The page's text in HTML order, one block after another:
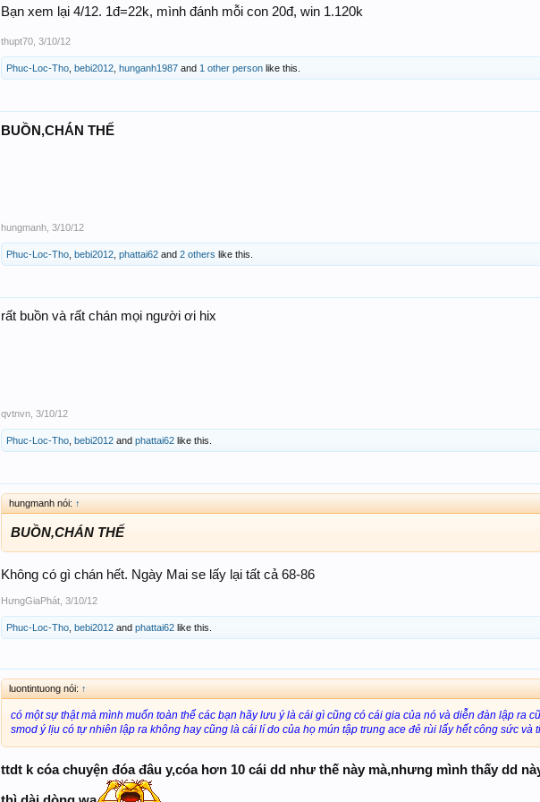
Bạn xem lại 4/12. 1đ=22k, mình đánh mỗi con 20đ, win 1.120k
thupt70 3/10/12
Phuc-Loc-Tho bebi2012 hunganh1987 and 1 other person like this.
BUỒN,CHÁN THẾ
hungmanh 3/10/12
Phuc-Loc-Tho bebi2012 phattai62 and 2 others like this.
rất buồn và rất chán mọi người ơi hix
qvtnvn 3/10/12
Phuc-Loc-Tho bebi2012 and phattai62 like this.
hungmanh nói: ↑
BUỒN,CHÁN THẾ
Không có gì chán hết. Ngày Mai se lấy lại tất cả 68-86
HưngGiaPhát 3/10/12
Phuc-Loc-Tho bebi2012 and phattai62 like this.
luontintuong nói: ↑
có một sự thật mà mình muốn toàn thể các bạn hãy lưu ý là cái gì cũng có cái gia của nó và diễn đàn lập ra
smod ý lịu có tự nhiên lập ra không hay cũng là cái lí do của họ mún tập trung ace đẻ rùi lấy hết công sức và
ttdt k cóa chuyện đóa đâu y,cóa hơn 10 cái dd như thế này mà,nhưng mình thấy dd